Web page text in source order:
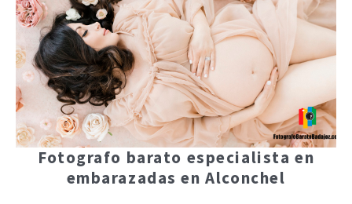
Fotografo barato especialista en
embarazadas en Alconchel